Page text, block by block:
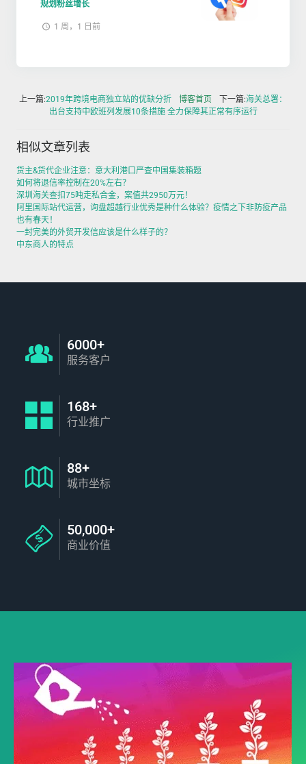
规划粉丝增长
1 周，1 日前
上一篇:2019年跨境电商独立站的优缺分折 博客首页 下一篇:海关总署：
出台支持中欧班列发展10条措施 全力保障其正常有序运行
相似文章列表
货主&货代企业注意：意大利港口严查中国集装箱题
如何将退信率控制在20%左右？
深圳海关查扣75吨走私合金，案值共2950万元！
阿里国际站代运营，询盘超越行业优秀是种什么体验？疫情之下非防疫产品
也有春天！
一封完美的外贸开发信应该是什么样子的？
中东商人的特点
6000+
服务客户
168+
行业推广
88+
城市坐标
50,000+
商业价值